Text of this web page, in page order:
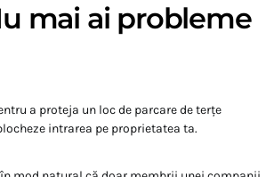
mai ai probleme
a proteja un loc de parcare de terțe
intrarea pe proprietatea ta.